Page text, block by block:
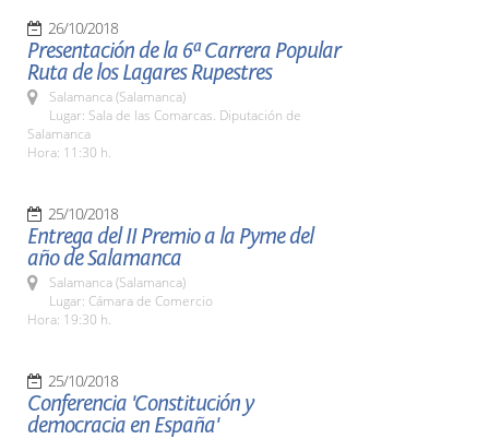
26/10/2018
Presentación de la 6ª Carrera Popular
Ruta de los Lagares Rupestres
Salamanca (Salamanca)
Lugar: Sala de las Comarcas. Diputación de
Salamanca
Hora: 11:30 h.
25/10/2018
Entrega del II Premio a la Pyme del
año de Salamanca
Salamanca (Salamanca)
Lugar: Cámara de Comercio
Hora: 19:30 h.
25/10/2018
Conferencia 'Constitución y
democracia en España'